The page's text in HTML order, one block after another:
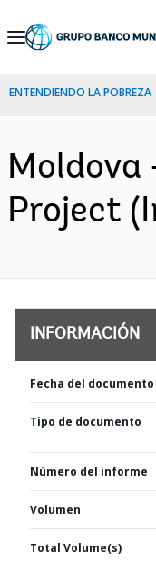
Skip
Navigation
ENTENDIENDO LA POBREZA
Moldova
Project
INFORMACIÓN
Fecha del documento
Tipo de documento
Número del informe
Volumen
Total Volume(s)